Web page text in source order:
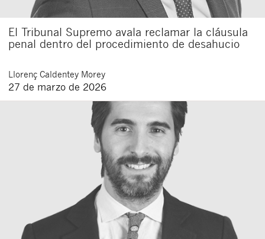
El Tribunal Supremo avala reclamar la cláusula
penal dentro del procedimiento de desahucio
Llorenç Caldentey Morey
27 de marzo de 2026